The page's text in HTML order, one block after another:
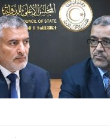
تعرب
عن
أسفها
لانقسام
مجلس
الدولة
مغلقة